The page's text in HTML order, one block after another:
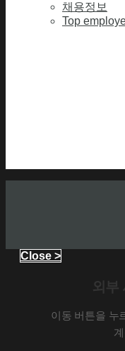
채용정보
Top
Close >
외부
이동 버튼을 누